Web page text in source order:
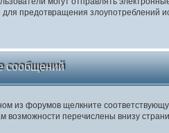
предотвращения злоупотреблений
сообщений
из форумов щелкните
возможности перечислены внизу